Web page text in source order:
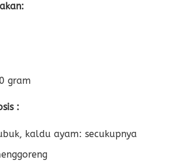
gram
:
kaldu ayam: secukupnya